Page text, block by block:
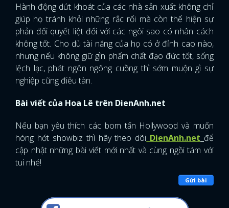
Hành động dứt khoát của các nhà sản xuất không chỉ
giúp họ tránh khỏi những rắc rối mà còn thể hiện sự
phản đối quyết liệt đối với các ngôi sao có nhân cách
không tốt. Cho dù tài năng của họ có ở đỉnh cao nào,
nhưng nếu không giữ gìn phẩm chất đạo đức tốt, sống
lệch lạc, phát ngôn ngông cuồng thì sớm muộn gì sự
nghiệp cũng điêu tàn.
Bài viết của Hoa Lê trên DienAnh.net
Nếu bạn yêu thích các bom tấn Hollywood và muốn
hóng hớt showbiz thì hãy theo dõi DienAnh.net để
cập nhật những bài viết mới nhất và cùng ngồi tám với
tui nhé!
Gửi bài